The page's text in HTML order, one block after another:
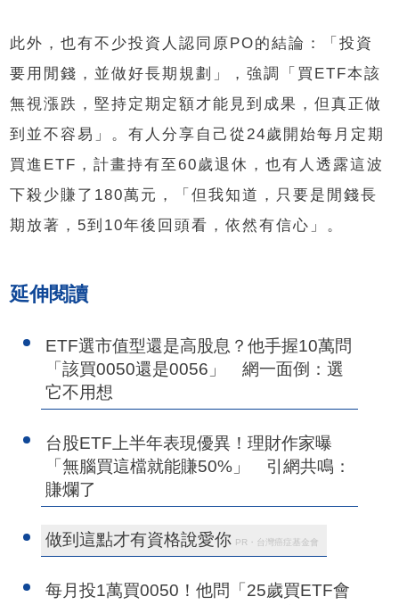
此外，也有不少投資人認同原PO的結論：「投資
要用閒錢，並做好長期規劃」，強調「買ETF本該
無視漲跌，堅持定期定額才能見到成果，但真正做
到並不容易」。有人分享自己從24歲開始每月定期
買進ETF，計畫持有至60歲退休，也有人透露這波
下殺少賺了180萬元，「但我知道，只要是閒錢長
期放著，5到10年後回頭看，依然有信心」。
延伸閱讀
ETF選市值型還是高股息？他手握10萬問
「該買0050還是0056」 網一面倒：選
它不用想
台股ETF上半年表現優異！理財作家曝
「無腦買這檔就能賺50%」 引網共鳴：
賺爛了
做到這點才有資格說愛你 PR・台灣癌症基金會
每月投1萬買0050！他問「25歲買ETF會